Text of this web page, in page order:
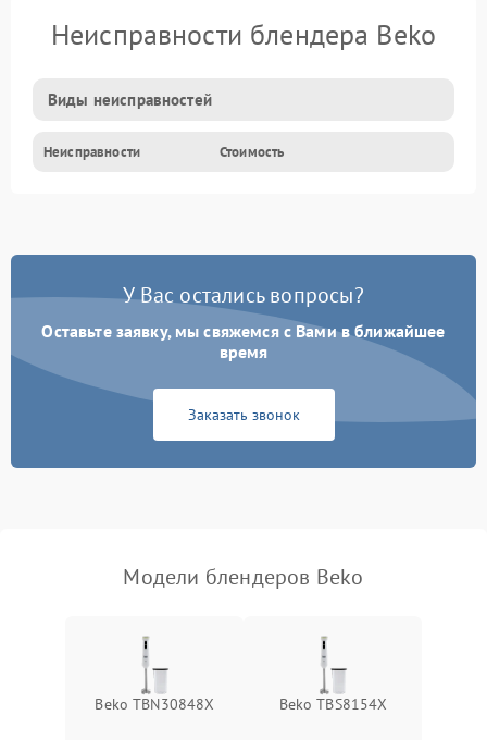
Неисправности блендера Beko
Виды неисправностей
Неисправности Стоимость
У Вас остались вопросы?
Оставьте заявку, мы свяжемся с Вами в ближайшее
время
Заказать звонок
Модели блендеров Beko
Beko TBN30848X Beko TBS8154X